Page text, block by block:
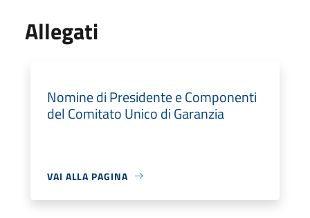
Allegati
Nomine di Presidente e Componenti
del Comitato Unico di Garanzia
VAI ALLA PAGINA